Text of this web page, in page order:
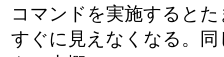
コマンドを実施すると
すぐに見えなくなる。